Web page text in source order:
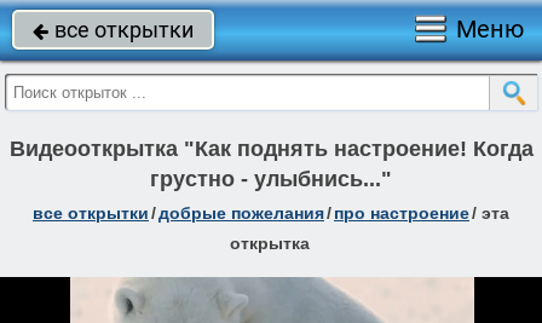
 все открытки Меню
Видеооткрытка "Как поднять настроение! Когда
грустно - улыбнись..."
все открытки/добрые пожелания/про настроение/ эта
открытка